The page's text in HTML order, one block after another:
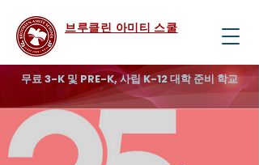
브루클린 아미티 스쿨
무료 3-K 및 PRE-K, 사립 K-12 대학 준비 학교